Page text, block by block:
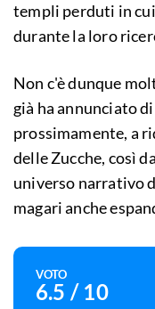
templi perduti in
durante la loro
Non c'è dunque
già ha annunciato
prossimamente, a
delle Zucche, così
universo narrativo
magari anche
VOTO
6.5 / 10